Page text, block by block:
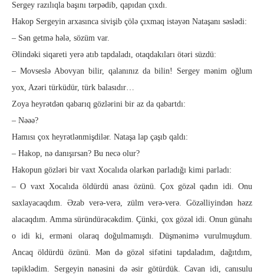
Sergey razılıqla başını tərpədib, qapıdan çıxdı.
Hakop Sergeyin arxasınca sivişib çölə çıxmaq istəyən Nataşanı səslədi:
– Sən getmə hələ, sözüm var.
Əlindəki siqareti yerə atıb tapdaladı, otaqdakıları ötəri süzdü:
– Movseslə Abovyan bilir, qalanınız da bilin! Sergey mə­nim oğlum
yox, Azəri türküdür, türk balasıdır…
Zoya heyrətdən qabarıq gözlərini bir az da qabartdı:
– Nəəə?
Hamısı çox heyrətlənmişdilər. Nataşa lap çaşıb qaldı:
– Hakop, nə danışırsan? Bu necə olur?
Hakopun gözləri bir vaxt Xocalıda olarkən parladığı kimi par­ladı:
– O vaxt Xocalıda öldürdü anası özünü. Çox gözəl qadın idi. Onu
saxlayacaqdım. Əzab verə-verə, zülm verə-verə. Gözəl­li­yin­dən həzz
alacaqdım. Amma süründürəcəkdim. Çünki, çox gö­zəl idi. Onun günahı
o idi ki, erməni olaraq doğulmamışdı. Düş­mənimə vurulmuşdum.
Ancaq öldürdü özünü. Mən də gö­zəl sifətini tapdaladım, dağıtdım,
təpiklədim. Sergeyin nənəsini də əsir götürdük. Cavan idi, canısulu